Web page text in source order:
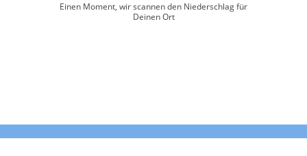
Einen Moment, wir scannen den Niederschlag für
Deinen Ort